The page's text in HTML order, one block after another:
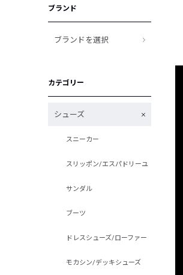
ブランド
ブランドを選択
カテゴリー
シューズ
スニーカー
スリッポン/エスパドリーユ
サンダル
ブーツ
ドレスシューズ/ローファー
モカシン/デッキシューズ
限定